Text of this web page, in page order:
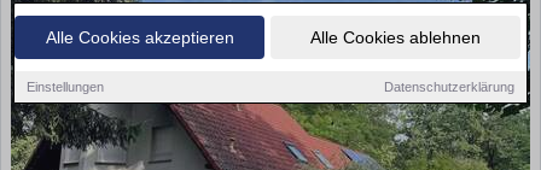
Alle Cookies akzeptieren Alle Cookies ablehnen
Einstellungen Datenschutzerklärung